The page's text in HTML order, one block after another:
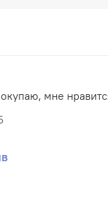
уделяя особое
применения.
мне